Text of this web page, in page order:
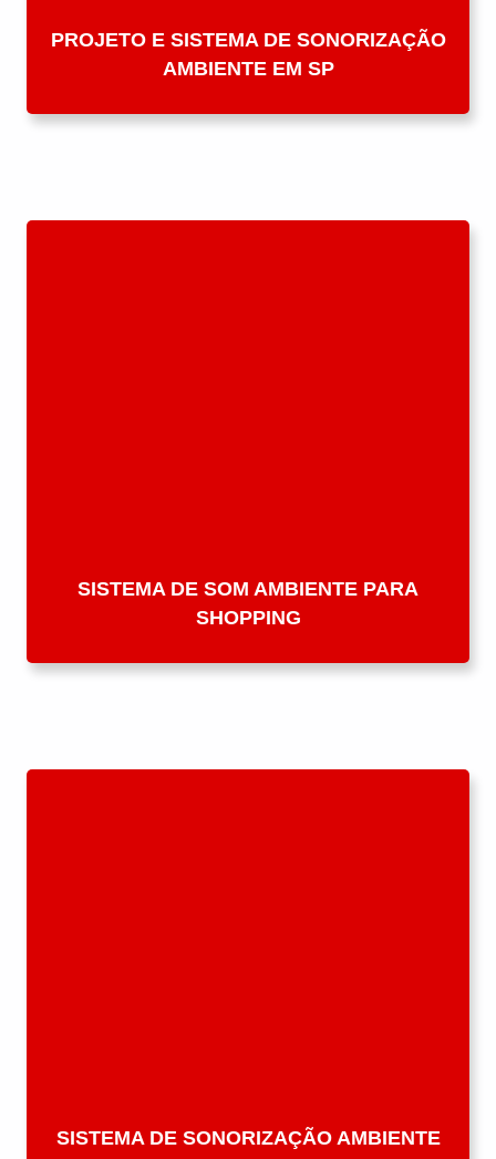
PROJETO E SISTEMA DE SONORIZAÇÃO
AMBIENTE EM SP
SISTEMA DE SOM AMBIENTE PARA
SHOPPING
SISTEMA DE SONORIZAÇÃO AMBIENTE